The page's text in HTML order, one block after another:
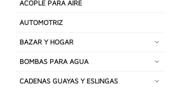
ACOPLE PARA AIRE
AUTOMOTRIZ
BAZAR Y HOGAR
BOMBAS PARA AGUA
CADENAS GUAYAS Y ESLINGAS